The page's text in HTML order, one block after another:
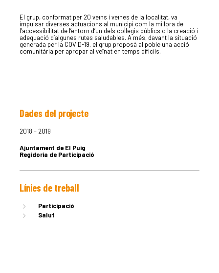
El grup, conformat per 20 veïns i veïnes de la localitat, va
impulsar diverses actuacions al municipi com la millora de
l’accessibilitat de l’entorn d’un dels col·legis públics o la creació i
adequació d’algunes rutes saludables. A més, davant la situació
generada per la COVID-19, el grup proposà al poble una acció
comunitària per apropar al veïnat en temps difícils.
Dades del projecte
2018 – 2019
Ajuntament de El Puig
Regidoria de Participació
Línies de treball
Participació
Salut
EQUIP